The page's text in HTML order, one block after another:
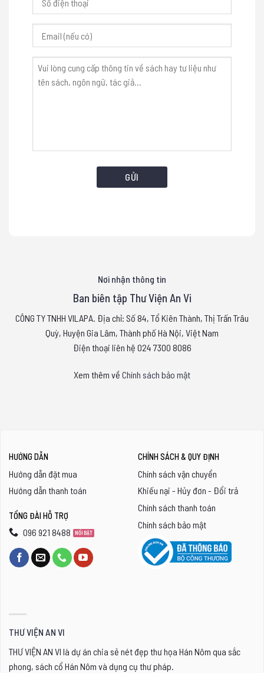
điện
(nếu
Nội
dung
*
Nơi nhận thông tin
Ban biên tập Thư Viện An Vi
CÔNG TY TNHH VILAPA. Địa chỉ: Số 84, Tổ Kiên Thành, Thị Trấn Trâu
Quỳ, Huyện Gia Lâm, Thành phố Hà Nội, Việt Nam
Điện thoại liên hệ 024 7300 8086
Xem thêm về Chính sách bảo mật
HƯỚNG DẪN
Hướng dẫn đặt mua
Hướng dẫn thanh toán
TỔNG ĐÀI HỖ TRỢ
096 921 8488
CHÍNH SÁCH & QUY ĐỊNH
Chính sách vận chuyển
Khiếu nại - Hủy đơn - Đổi trả
Chính sách thanh toán
Chính sách bảo mật
THƯ VIỆN AN VI
THƯ VIỆN AN VI là dự án chia sẻ nét đẹp thư họa Hán Nôm qua sắc
phong, sách cổ Hán Nôm và dụng cụ thư pháp.